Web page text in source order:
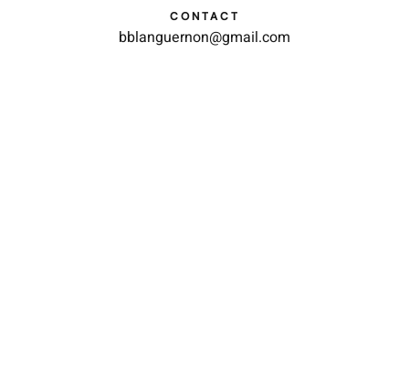
CONTACT
bblanguernon@gmail.com